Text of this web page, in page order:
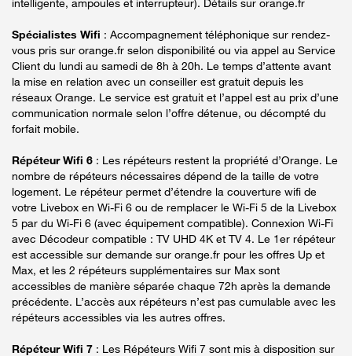
Spécialistes Wifi : Accompagnement téléphonique sur rendez-
vous pris sur orange.fr selon disponibilité ou via appel au Service
Client du lundi au samedi de 8h à 20h. Le temps d’attente avant
la mise en relation avec un conseiller est gratuit depuis les
réseaux Orange. Le service est gratuit et l’appel est au prix d’une
communication normale selon l’offre détenue, ou décompté du
forfait mobile.
Répéteur Wifi 6 : Les répéteurs restent la propriété d’Orange. Le
nombre de répéteurs nécessaires dépend de la taille de votre
logement. Le répéteur permet d’étendre la couverture wifi de
votre Livebox en Wi-Fi 6 ou de remplacer le Wi-Fi 5 de la Livebox
5 par du Wi-Fi 6 (avec équipement compatible). Connexion Wi-Fi
avec Décodeur compatible : TV UHD 4K et TV 4. Le 1er répéteur
est accessible sur demande sur orange.fr pour les offres Up et
Max, et les 2 répéteurs supplémentaires sur Max sont
accessibles de manière séparée chaque 72h après la demande
précédente. L’accès aux répéteurs n’est pas cumulable avec les
répéteurs accessibles via les autres offres.
Répéteur Wifi 7 : Les Répéteurs Wifi 7 sont mis à disposition sur